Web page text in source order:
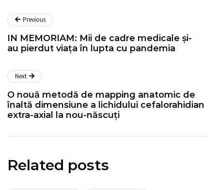
Previous
IN MEMORIAM: Mii de cadre medicale și-
au pierdut viața în lupta cu pandemia
Next
O nouă metodă de mapping anatomic de
înaltă dimensiune a lichidului cefalorahidian
extra-axial la nou-născuți
Related posts